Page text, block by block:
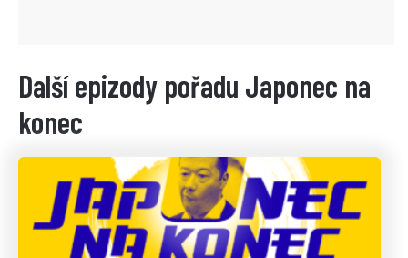
Další epizody pořadu Japonec na
konec